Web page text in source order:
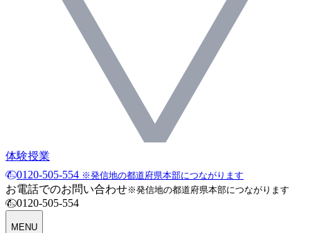
体験授業
0120-505-554 ※発信地の都道府県本部につながります
お電話でのお問い合わせ※発信地の都道府県本部につながります
0120-505-554
MENU